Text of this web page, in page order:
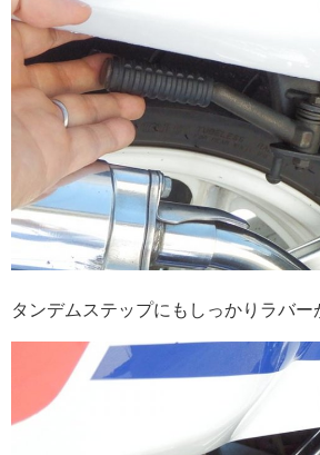
タンデムステップにもしっかりラバー